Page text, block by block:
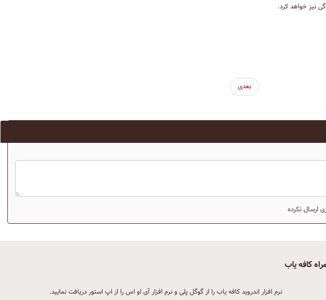
نیز خواهد کرد.
بعدی
ارسال نکرده
کافه یاب
نرم افزار اندروید کافه یاب را از گوگل پلی و نرم افزار آی او اس را از اپ استور دریافت نمایید.